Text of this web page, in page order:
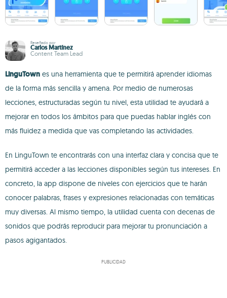
Reseñado por
Carlos Martínez
Content Team Lead
LinguTown es una herramienta que te permitirá aprender idiomas
de la forma más sencilla y amena. Por medio de numerosas
lecciones, estructuradas según tu nivel, esta utilidad te ayudará a
mejorar en todos los ámbitos para que puedas hablar inglés con
más fluidez a medida que vas completando las actividades.
En LinguTown te encontrarás con una interfaz clara y concisa que te
permitirá acceder a las lecciones disponibles según tus intereses. En
concreto, la app dispone de niveles con ejercicios que te harán
conocer palabras, frases y expresiones relacionadas con temáticas
muy diversas. Al mismo tiempo, la utilidad cuenta con decenas de
sonidos que podrás reproducir para mejorar tu pronunciación a
pasos agigantados.
PUBLICIDAD